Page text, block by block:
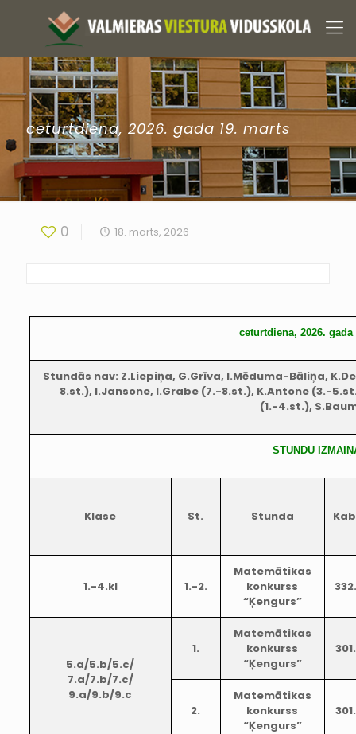
ceturtdiena, 2026. gada 19. marts
0 18. marts, 2026
ceturtdiena, 2026.
Stundās nav: Z.Liepiņa, G.Grīva, I.Mēduma-Bāliņa,
8.st.), I.Jansone, I.Grabe (7.-8.st.), K.Antone (3.-
(1.-4.st.),
STUNDU
Klase St. Stunda
1.-4.kl 1.-2.
Matemātikas
konkurss
“Ķengurs”
5.a/5.b/5.c/
7.a/7.b/7.c/
9.a/9.b/9.c
1.
Matemātikas
konkurss
“Ķengurs”
301.
2.
Matemātikas
konkurss
“Ķengurs”
301.